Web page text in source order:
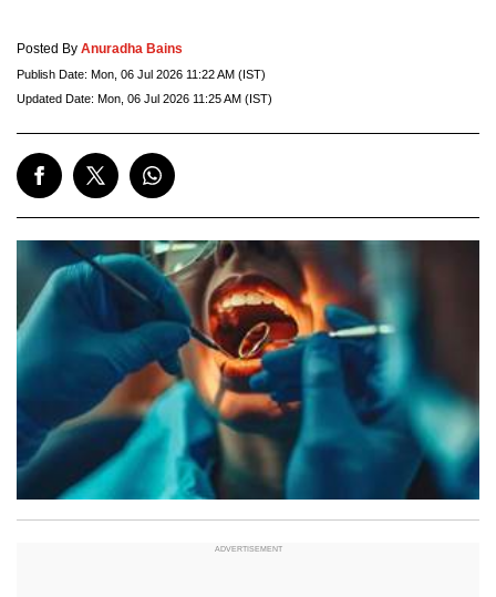
Posted By Anuradha Bains
Publish Date: Mon, 06 Jul 2026 11:22 AM (IST)
Updated Date: Mon, 06 Jul 2026 11:25 AM (IST)